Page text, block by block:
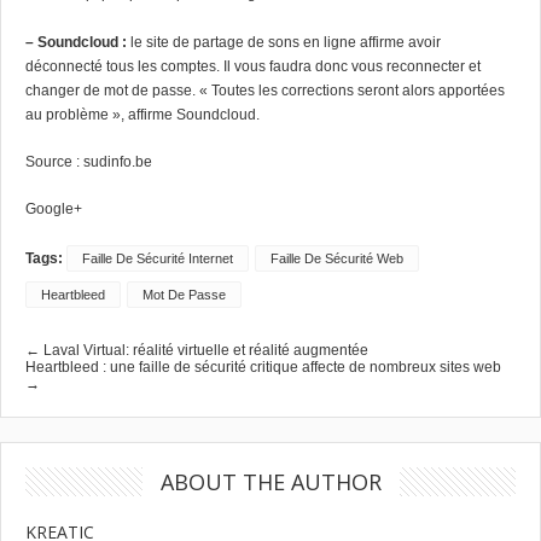
– Soundcloud : le site de partage de sons en ligne affirme avoir
déconnecté tous les comptes. Il vous faudra donc vous reconnecter et
changer de mot de passe. « Toutes les corrections seront alors apportées
au problème », affirme Soundcloud.
Source : sudinfo.be
Google+
Tags: Faille De Sécurité Internet Faille De Sécurité Web
Heartbleed Mot De Passe
← Laval Virtual: réalité virtuelle et réalité augmentée
Heartbleed : une faille de sécurité critique affecte de nombreux sites web
→
ABOUT THE AUTHOR
KREATIC